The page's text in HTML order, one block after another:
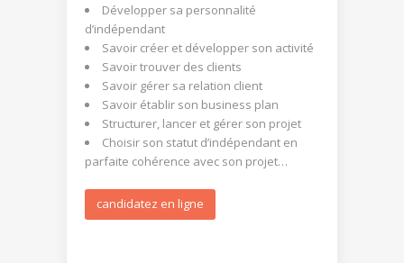
Développer sa personnalité
d’indépendant
Savoir créer et développer son activité
Savoir trouver des clients
Savoir gérer sa relation client
Savoir établir son business plan
Structurer, lancer et gérer son projet
Choisir son statut d’indépendant en
parfaite cohérence avec son projet…
candidatez en ligne